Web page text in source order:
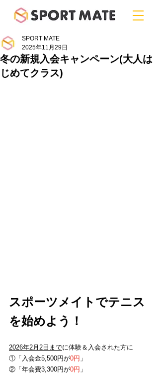
冬の新規入会キャンペーン(大人は
じめてクラス)
SPORT MATE
2025年11月29日
スポーツメイトでテニス
を始めよう！
2026年2月2日までに体験＆入会された方に
①「入会金5,500円が0円 」
②「年会費3,300円が0円 」